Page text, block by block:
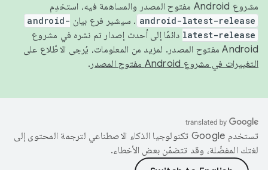
مشروع Android مفتوح المصدر والمساهمة فيه، استخدِم
android-latest-release . سيشير فرع بيان android-
latest-release دائمًا إلى أحدث إصدار تم نشره في مشروع
Android مفتوح المصدر. لمزيد من المعلومات، يُرجى الاطّلاع على
التغييرات في مشروع Android مفتوح المصدر
.
تستخدم Google تكنولوجيا الذكاء الاصطناعي لترجمة المحتوى إلى
لغتك المفضّلة، وقد تتضمّن بعض الأخطاء.